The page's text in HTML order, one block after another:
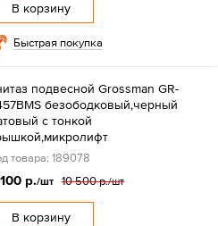
В корзину
Быстрая покупка
подвесной Grossman GR-
безободковый,черный
с тонкой
товара: 189078
р./шт 10 500 р./шт
В корзину